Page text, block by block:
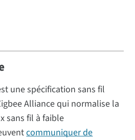
une spécification sans fil
Alliance qui normalise la
sans fil à faible
communiquer de